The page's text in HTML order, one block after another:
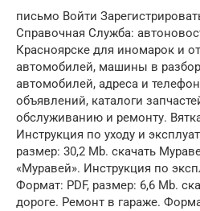
письмо Войти
Справочная Служба:
Красноярске для иномарок и
автомобилей, машины в
автомобилей, адреса и
объявлений, каталоги
обслуживанию и ремонту.
Инструкция по уходу и
размер: 30,2 Mb. скачать
«Муравей». Инструкция по
Формат: PDF, размер: 6,6 Mb.
дороге. Ремонт в гараже.